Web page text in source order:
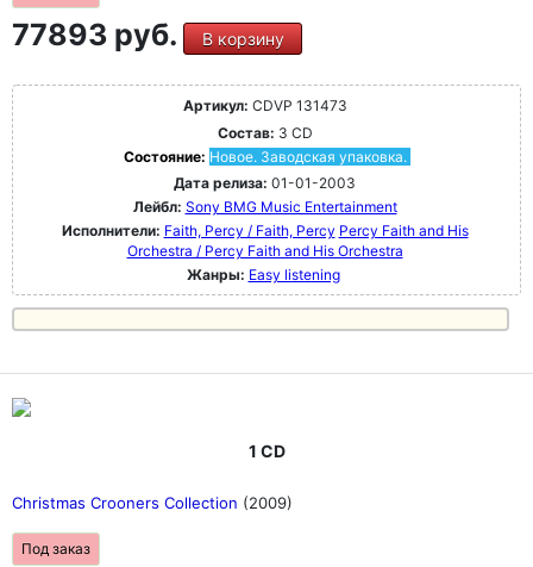
77893 руб. В корзину
Артикул: CDVP 131473
Состав: 3 CD
Состояние: Новое. Заводская упаковка.
Дата релиза: 01-01-2003
Лейбл: Sony BMG Music Entertainment
Исполнители: Faith, Percy / Faith, Percy Percy Faith and His
Orchestra / Percy Faith and His Orchestra
Жанры: Easy listening
1 CD
Christmas Crooners Collection (2009)
Под заказ